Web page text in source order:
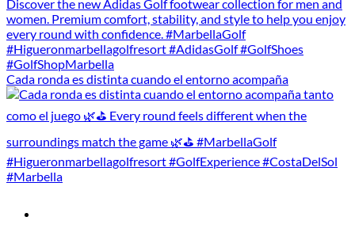
Cada ronda es distinta cuando el entorno acompaña